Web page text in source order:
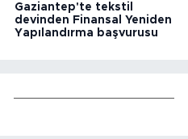
Gaziantep'te tekstil
devinden Finansal Yeniden
Yapılandırma başvurusu